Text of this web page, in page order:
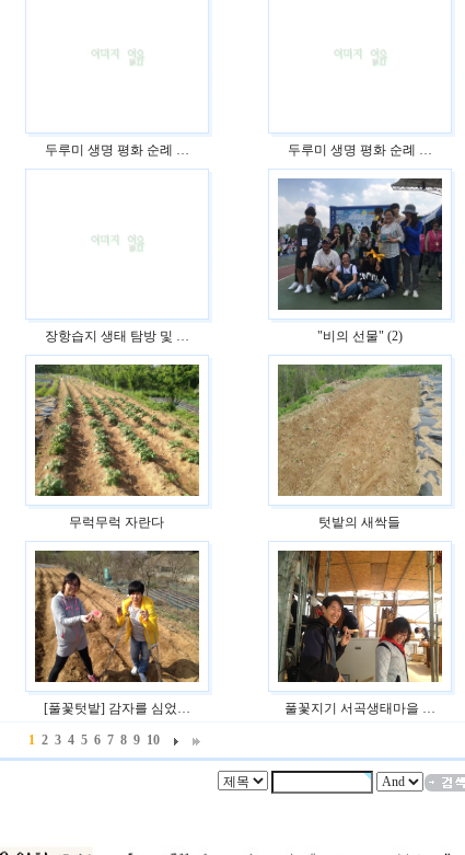
두루미 생명 평화 순례 … 두루미 생명 평화 순례 …
장항습지 생태 탐방 및 … "비의 선물" (2)
무럭무럭 자란다 텃밭의 새싹들
[풀꽃텃밭] 감자를 심었… 풀꽃지기 서곡생태마을 …
1 2 3 4 5 6 7 8 9 10